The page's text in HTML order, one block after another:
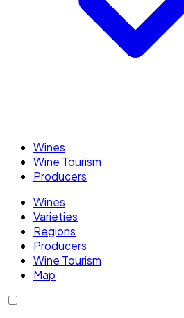
Wines
Wine Tourism
Producers
Wines
Varieties
Regions
Producers
Wine Tourism
Map